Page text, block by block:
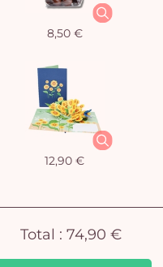
8,50 €
12,90 €
Total : 74,90 €